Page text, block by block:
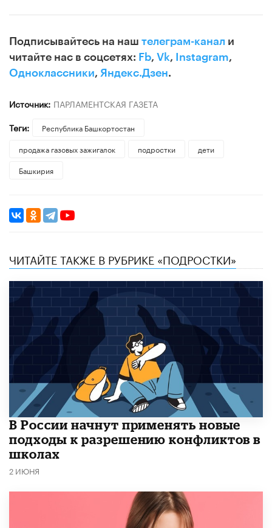
Подписывайтесь на наш телеграм-канал и
читайте нас в соцсетях: Fb, Vk, Instagram,
Одноклассники, Яндекс.Дзен.
Источник: ПАРЛАМЕНТСКАЯ ГАЗЕТА
Теги:
Республика Башкортостан
продажа газовых зажигалок
подростки
дети
Башкирия
ЧИТАЙТЕ ТАКЖЕ В РУБРИКЕ «ПОДРОСТКИ»
В России начнут применять новые
подходы к разрешению конфликтов в
школах
2 ИЮНЯ